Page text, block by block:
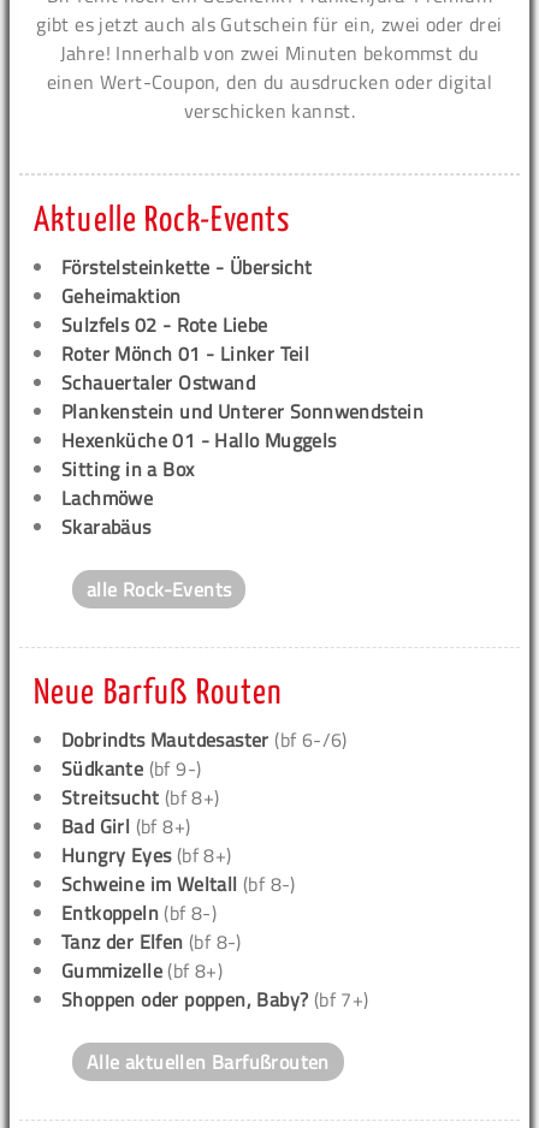
gibt es jetzt auch als Gutschein für ein, zwei oder drei
Jahre! Innerhalb von zwei Minuten bekommst du
einen Wert-Coupon, den du ausdrucken oder digital
verschicken kannst.
Aktuelle Rock-Events
Förstelsteinkette - Übersicht
Geheimaktion
Sulzfels 02 - Rote Liebe
Roter Mönch 01 - Linker Teil
Schauertaler Ostwand
Plankenstein und Unterer Sonnwendstein
Hexenküche 01 - Hallo Muggels
Sitting in a Box
Lachmöwe
Skarabäus
alle Rock-Events
Neue Barfuß Routen
Dobrindts Mautdesaster (bf 6-/6)
Südkante (bf 9-)
Streitsucht (bf 8+)
Bad Girl (bf 8+)
Hungry Eyes(bf 8+)
Schweine im Weltall (bf 8-)
Entkoppeln (bf 8-)
Tanz der Elfen (bf 8-)
Gummizelle (bf 8+)
Shoppen oder poppen, Baby? (bf 7+)
Alle aktuellen Barfußrouten